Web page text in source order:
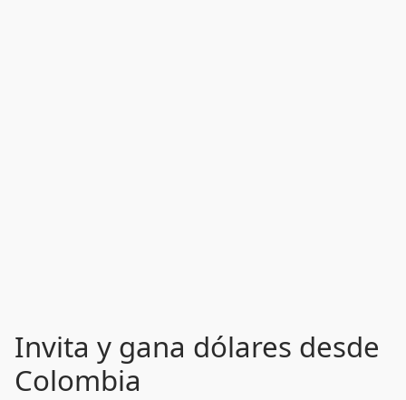
Invita y gana dólares desde
Colombia